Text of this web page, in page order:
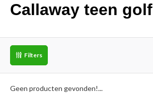
Callaway teen
Filters
Geen producten gevonden!...